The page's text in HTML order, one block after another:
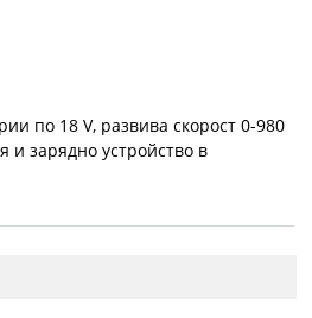
по 18 V, развива скорост 0-980
и зарядно устройство в